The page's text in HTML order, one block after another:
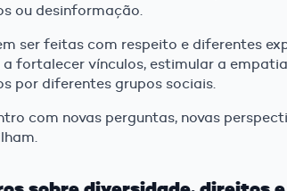
ou desinformação.
ser feitas com respeito e diferentes
fortalecer vínculos, estimular a
por diferentes grupos sociais.
com novas perguntas, novas